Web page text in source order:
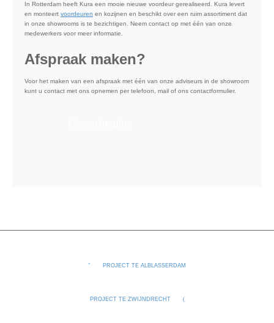
In Rotterdam heeft Kura een mooie nieuwe voordeur gerealiseerd. Kura levert
en monteert voordeuren en kozijnen en beschikt over een ruim assortiment dat
in onze showrooms is te bezichtigen. Neem contact op met één van onze
medewerkers voor meer informatie.
Afspraak maken?
Voor het maken van een afspraak met één van onze adviseurs in de showroom
kunt u contact met ons opnemen per telefoon, mail of ons contactformulier.
PROJECT TE ALBLASSERDAM
PROJECT TE ZWIJNDRECHT